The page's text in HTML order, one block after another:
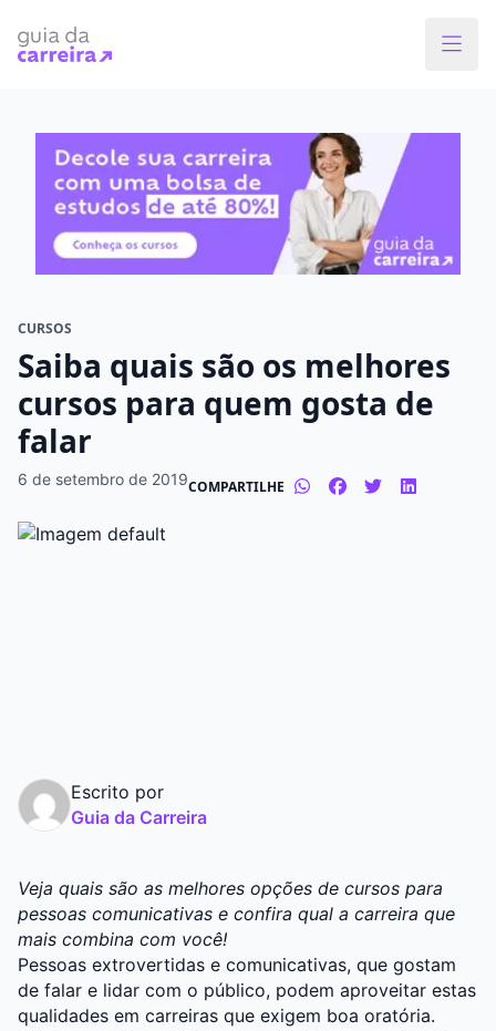
CURSOS
Saiba quais são os melhores
cursos para quem gosta de
falar
6 de setembro de 2019COMPARTILHE
Escrito por
Guia da Carreira
Veja quais são as melhores opções de cursos para
pessoas comunicativas e confira qual a carreira que
mais combina com você!
Pessoas extrovertidas e comunicativas, que gostam
de falar e lidar com o público, podem aproveitar estas
qualidades em carreiras que exigem boa oratória.
Faça o curso dos sonhos
O que você quer estudar?
Modalidade preferida
Tipo de formação
Graduação